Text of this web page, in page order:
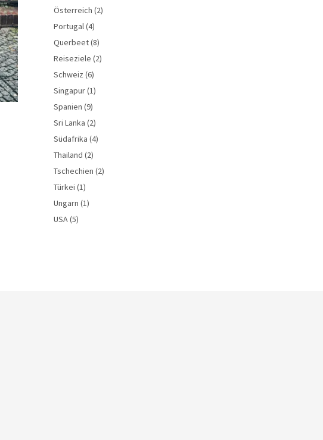
Österreich (2)
Portugal(4)
Querbeet(8)
Reiseziele (2)
Schweiz (6)
Singapur(1)
Spanien (9)
Sri Lanka (2)
Südafrika (4)
Thailand (2)
Tschechien (2)
Türkei (1)
Ungarn (1)
USA(5)